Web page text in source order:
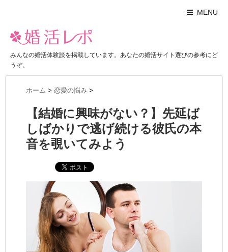
MENU
みんなの婚活体験談を掲載しています。あなたの婚活サイト選びの参考にど
うぞ。
ホーム > 恋愛の悩み >
【結婚に興味がない？】先延ば
しばかりで逃げ続ける彼氏の本
音を覗いてみよう